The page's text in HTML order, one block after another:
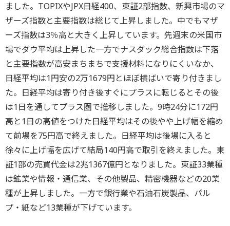
ました。TOPIXやJPX日経400、東証2部指数、新興市場のマ
ザーズ指数と主要指数は総じて上昇しました。中でもマザ
ーズ指数は3％高と大きく上昇しています。先週末の米国市
場でダウ平均は上昇した一方でナスダック総合指数は下落
と主要指数が高安まちまちで支援材料になりにくいなか、
日経平均は1円安の2万1679円とほぼ横ばいで寄り付きまし
た。日経平均は寄り付き後すぐにプラスに転じるとその後
は1日を通してプラス圏で推移しました。9時24分に172円
高と1日の高値をつけた日経平均はその後やや上げ幅を縮め
て前場を75円高で終えました。日経平均は後場に入ると
徐々に上げ幅を広げて結局140円高で取引を終えました。東
証1部の売買代金は2兆1367億円となりました。東証33業種
は鉱業や情報・通信業、その他製品、精密機器などの20業
種が上昇しました。一方で銀行業や石油石炭製品、パル
プ・紙など13業種が下げています。